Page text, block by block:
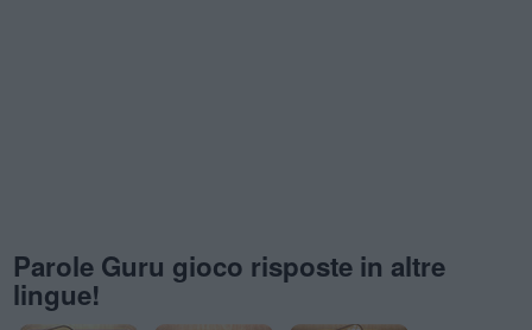
Parole Guru gioco risposte in altre
lingue!